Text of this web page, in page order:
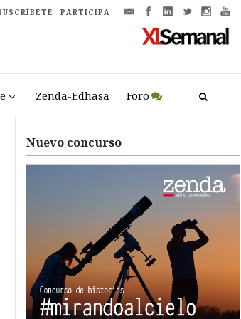
PARTICIPA
Zenda-Edhasa Foro
Nuevo concurso